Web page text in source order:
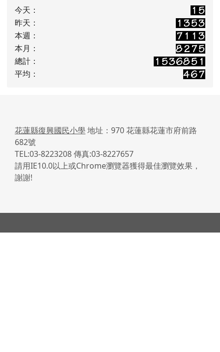
今天：
昨天：
本週：
本月：
總計：
平均：
花蓮縣復興國民小學 地址：970 花蓮縣花蓮市府前路
682號
TEL:03-8223208 傳真:03-8227657
請用IE10.0以上或Chrome瀏覽器獲得最佳瀏覽效果，
謝謝!